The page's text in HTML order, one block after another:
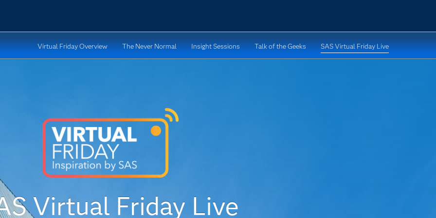
Virtual Friday Overview The Never Normal Insight Sessions Talk of the Geeks SAS Virtual Friday Live
Virtual Friday Live